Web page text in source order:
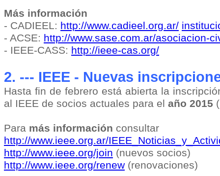
Más información
- CADIEEL: http://www.cadieel.org.ar/
- ACSE: http://www.sase.com.ar/asociacion-
- IEEE-CASS: http://ieee-cas.org/
2. --- IEEE - Nuevas
Hasta fin de febrero está abierta la
al IEEE de socios actuales para el año 2015
Para más información consultar
http://www.ieee.org.ar/
http://www.ieee.org/join (nuevos socios)
http://www.ieee.org/renew (renovaciones)